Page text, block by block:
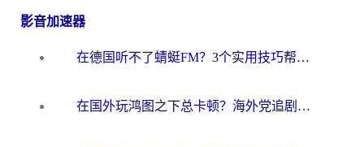
影音加速器
在德国听不了蜻蜓FM？3个实用技巧帮你解锁国内影音自由
在国外玩鸿图之下总卡顿？海外党追剧听歌的3个实用解决方案